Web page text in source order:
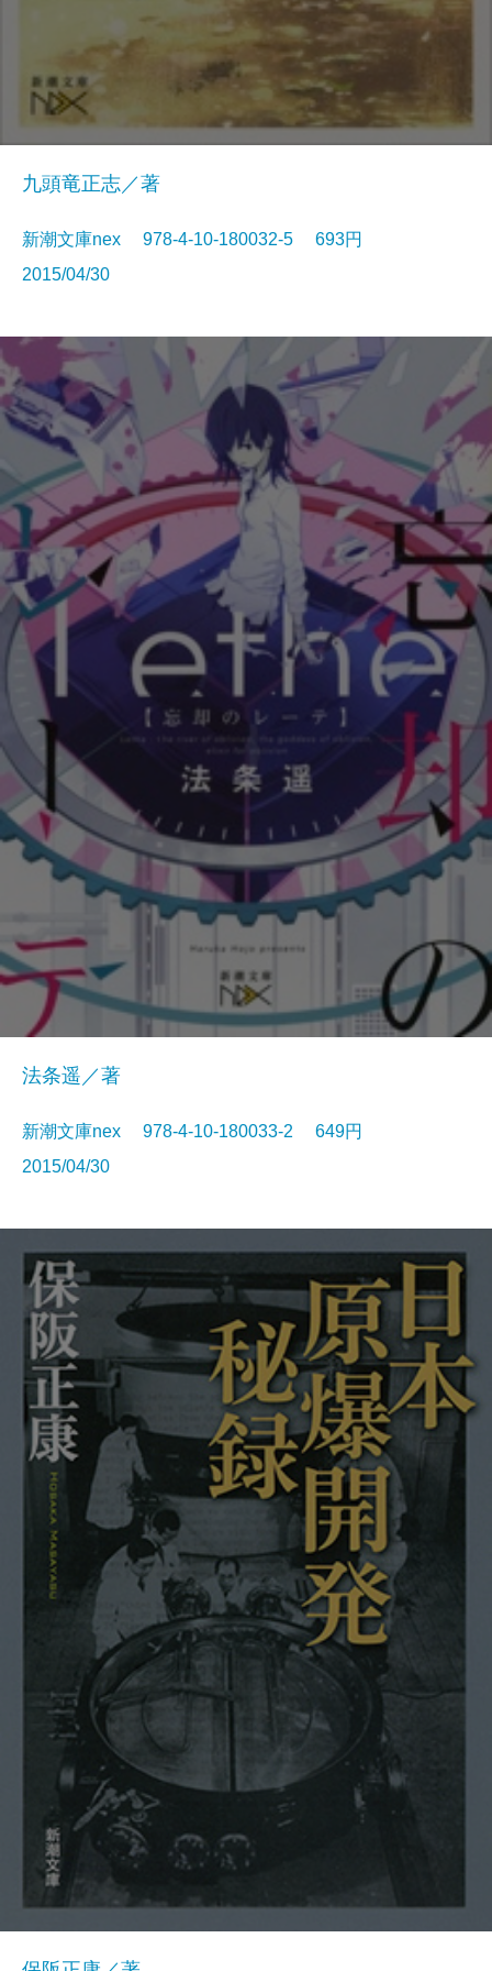
九頭竜正志／著
新潮文庫nex 978-4-10-180032-5 693円
2015/04/30
法条遥／著
新潮文庫nex 978-4-10-180033-2 649円
2015/04/30